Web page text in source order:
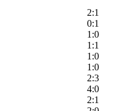
2:1
0:1
1:0
1:1
1:0
1:0
2:3
4:0
2:1